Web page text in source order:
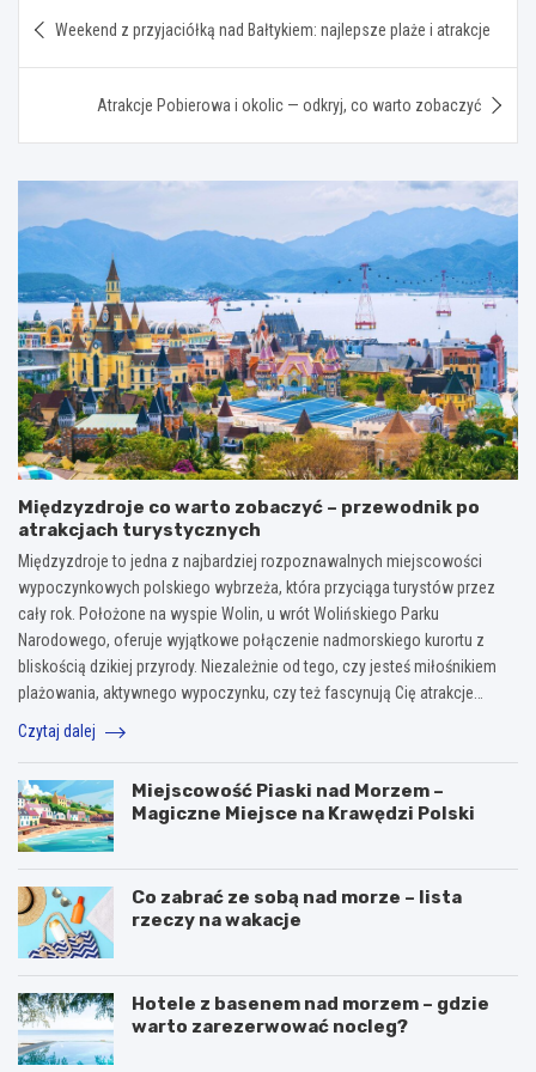
wpisu
Weekend z przyjaciółką nad Bałtykiem: najlepsze plaże i atrakcje
Atrakcje Pobierowa i okolic — odkryj, co warto zobaczyć
Międzyzdroje co warto zobaczyć – przewodnik po
atrakcjach turystycznych
Międzyzdroje to jedna z najbardziej rozpoznawalnych miejscowości
wypoczynkowych polskiego wybrzeża, która przyciąga turystów przez
cały rok. Położone na wyspie Wolin, u wrót Wolińskiego Parku
Narodowego, oferuje wyjątkowe połączenie nadmorskiego kurortu z
bliskością dzikiej przyrody. Niezależnie od tego, czy jesteś miłośnikiem
plażowania, aktywnego wypoczynku, czy też fascynują Cię atrakcje…
Czytaj dalej
Miejscowość Piaski nad Morzem –
Magiczne Miejsce na Krawędzi Polski
Co zabrać ze sobą nad morze – lista
rzeczy na wakacje
Hotele z basenem nad morzem – gdzie
warto zarezerwować nocleg?